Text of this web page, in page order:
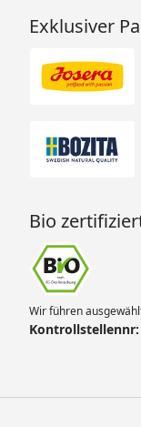
Exklusiver
Bio
Wir führen
Kontrollstellennr: